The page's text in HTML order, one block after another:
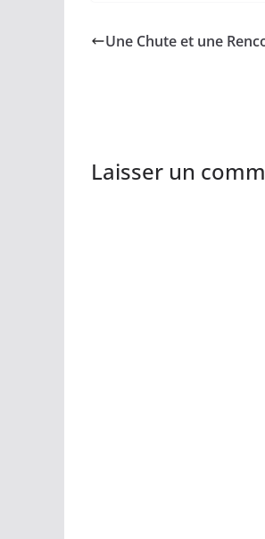
Une Chute et une
Laisser un